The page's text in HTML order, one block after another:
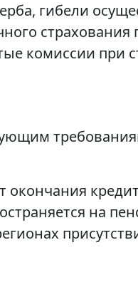
гибели
страхования
комиссии при
окончания
на